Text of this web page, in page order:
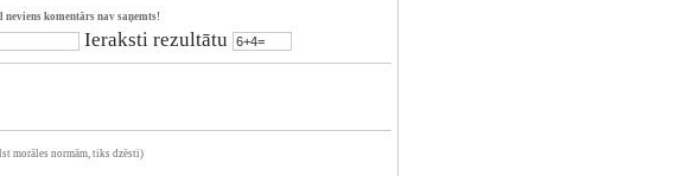
neviens komentārs nav saņemts!
Ieraksti rezultātu
morāles normām, tiks dzēsti)